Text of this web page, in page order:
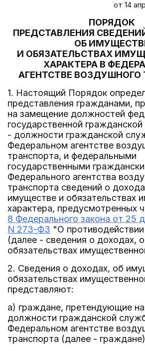
от 14
ПОРЯДОК
ПРЕДСТАВЛЕНИЯ
ОБ
И ОБЯЗАТЕЛЬСТВАХ
ХАРАКТЕРА В
АГЕНТСТВЕ ВОЗДУШНОГО
1. Настоящий Порядок
представления гражданами,
на замещение должностей
государственной
- должности гражданской
Федеральном агентстве
транспорта, и федеральными
государственными
Федерального агентства
транспорта сведений о
имуществе и обязательствах
характера, предусмотренных
8 Федерального закона от 25
N 273-ФЗ "О
(далее - сведения о доходах,
обязательствах
2. Сведения о доходах, об
обязательствах
представляют:
а) граждане, претендующие
должности гражданской
Федеральном агентстве
транспорта (далее -